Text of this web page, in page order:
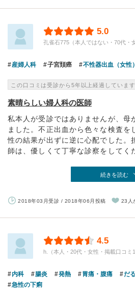
5.0
孔雀石775（本人ではない・70代・
産婦人科 子宮頚癌 不性器出血（女性）
この口コミは受診から5年以上経過しています
素晴らしい婦人科の医師
私本人が受診ではありませんが、母
ました。不正出血から色々な検査を
性の結果が出ずに逆に心配でした。
師は、優しくて丁寧な診察をしてく
続きを読む
2018年03月受診 / 2018年06月投稿 23人
4.5
h.（本人・20代・女性・掲載口コミ
内科 腸炎 発熱 胃痛・腹痛 だ
急性の下痢